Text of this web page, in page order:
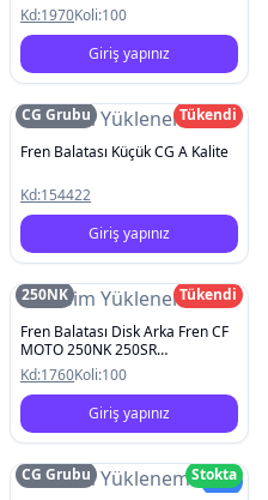
Kd:1970Koli:100
Giriş yapınız
Resim Yüklenemedi
CG Grubu
Tükendi
Fren Balatası Küçük CG A Kalite
Kd:154422
Giriş yapınız
Resim Yüklenemedi
250NK
Tükendi
Fren Balatası Disk Arka Fren CF
MOTO 250NK 250SR
2022/CBR125 2011-2017
Kd:1760Koli:100
Giriş yapınız
Resim YüklenemediYeni
CG Grubu
Stokta